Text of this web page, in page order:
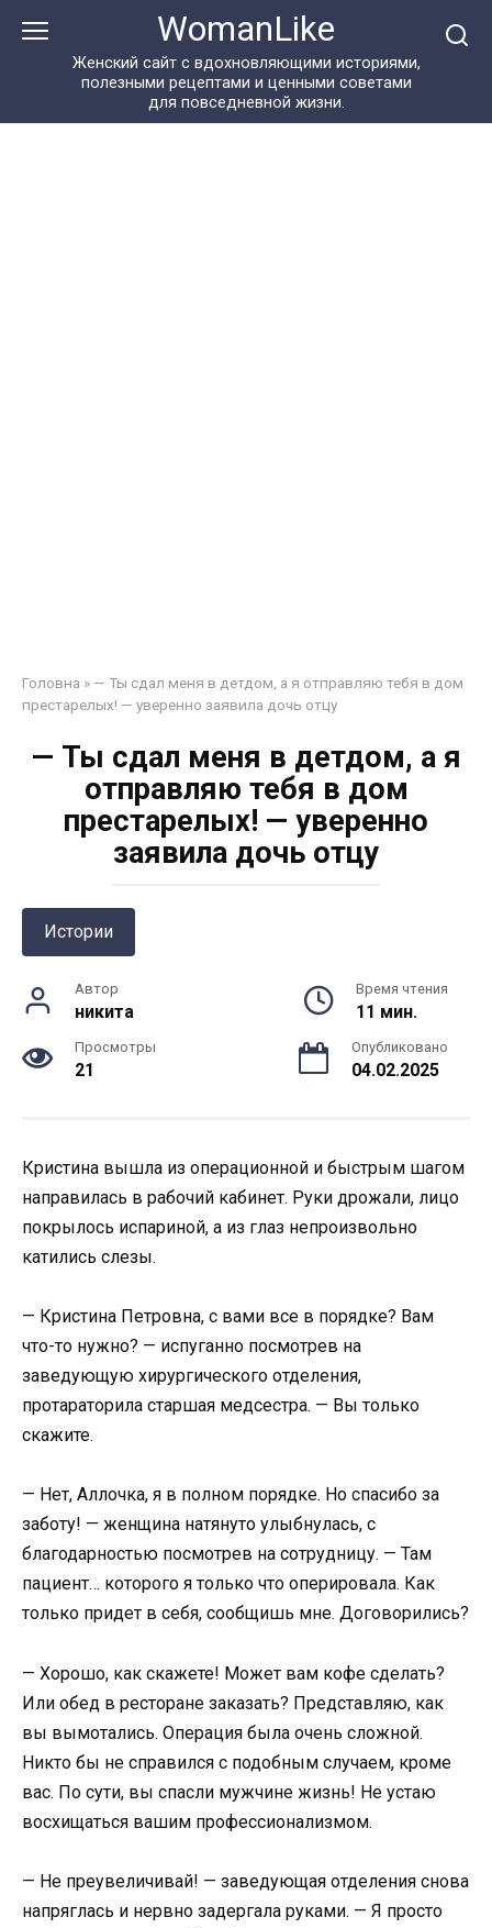
WomanLike
Женский сайт с вдохновляющими историями,
полезными рецептами и ценными советами
для повседневной жизни.
Головна » — Ты сдал меня в детдом, а я отправляю тебя в дом
престарелых! — уверенно заявила дочь отцу
— Ты сдал меня в детдом, а я
отправляю тебя в дом
престарелых! — уверенно
заявила дочь отцу
Истории
Автор
никита
Время чтения
11 мин.
Просмотры
21
Опубликовано
04.02.2025
Кристина вышла из операционной и быстрым шагом
направилась в рабочий кабинет. Руки дрожали, лицо
покрылось испариной, а из глаз непроизвольно
катились слезы.
— Кристина Петровна, с вами все в порядке? Вам
что-то нужно? — испуганно посмотрев на
заведующую хирургического отделения,
протараторила старшая медсестра. — Вы только
скажите.
— Нет, Аллочка, я в полном порядке. Но спасибо за
заботу! — женщина натянуто улыбнулась, с
благодарностью посмотрев на сотрудницу. — Там
пациент… которого я только что оперировала. Как
только придет в себя, сообщишь мне. Договорились?
— Хорошо, как скажете! Может вам кофе сделать?
Или обед в ресторане заказать? Представляю, как
вы вымотались. Операция была очень сложной.
Никто бы не справился с подобным случаем, кроме
вас. По сути, вы спасли мужчине жизнь! Не устаю
восхищаться вашим профессионализмом.
— Не преувеличивай! — заведующая отделения снова
напряглась и нервно задергала руками. — Я просто